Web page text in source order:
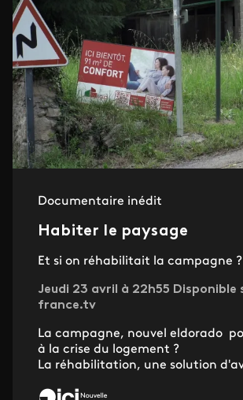
Documentaire inédit
Habiter le paysage
Et si on réhabilitait la campagne ?
Jeudi 23 avril à 22h55 Disponible
france.tv
La campagne, nouvel eldorado
à la crise du logement ?
La réhabilitation, une solution